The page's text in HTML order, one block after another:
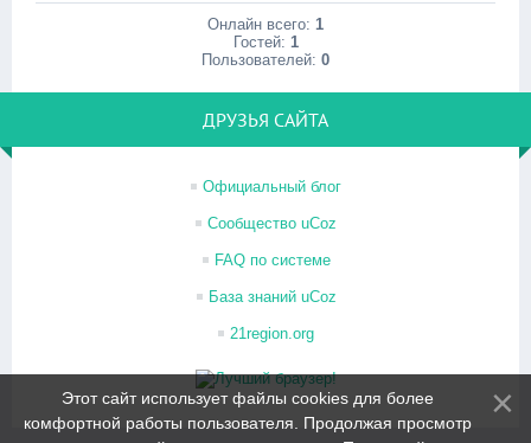
Онлайн всего: 1
Гостей: 1
Пользователей: 0
ДРУЗЬЯ САЙТА
Официальный блог
Сообщество uCoz
FAQ по системе
База знаний uCoz
21region.org
Этот сайт использует файлы cookies для более
комфортной работы пользователя. Продолжая просмотр